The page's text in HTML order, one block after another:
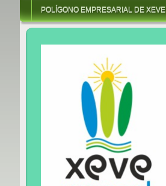
POLÍGONO EMPRESARIAL DE XEVE